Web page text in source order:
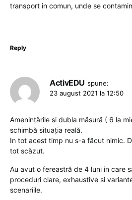
transport in comun, unde se
Reply
ActivEDU spune:
23 august 2021 la 12:50
Amenințările si dubla măsură ( 6 la
schimbă situația reală.
In tot acest timp nu s-a făcut nimic.
tot scăzut.
Au avut o fereastră de 4 luni in care
proceduri clare, exhaustive si
scenariile.